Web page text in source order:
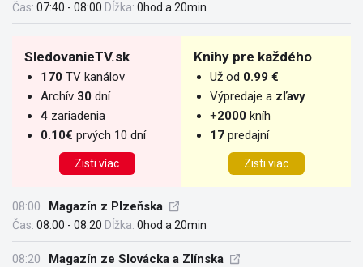
Čas: 07:40 - 08:00 Dĺžka: 0hod a 20min
SledovanieTV.sk
170 TV kanálov
Archív 30 dní
4 zariadenia
0.10€ prvých 10 dní
Zisti víac
Knihy pre každého
Už od 0.99 €
Výpredaje a zľavy
+2000 kníh
17 predajní
Zisti viac
08:00 Magazín z Plzeňska
Čas: 08:00 - 08:20 Dĺžka: 0hod a 20min
08:20 Magazín ze Slovácka a Zlínska